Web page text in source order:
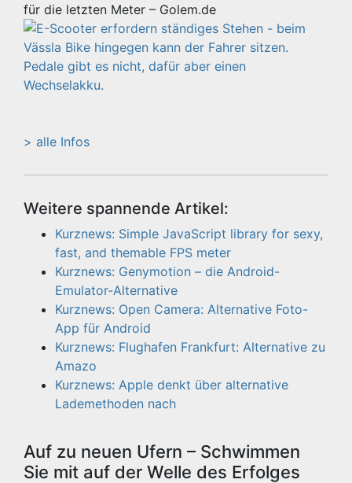
für die letzten Meter – Golem.de
> alle Infos
Weitere spannende Artikel:
Kurznews: Simple JavaScript library for sexy,
fast, and themable FPS meter
Kurznews: Genymotion – die Android-
Emulator-Alternative
Kurznews: Open Camera: Alternative Foto-
App für Android
Kurznews: Flughafen Frankfurt: Alternative zu
Amazo
Kurznews: Apple denkt über alternative
Lademethoden nach
Auf zu neuen Ufern – Schwimmen
Sie mit auf der Welle des Erfolges